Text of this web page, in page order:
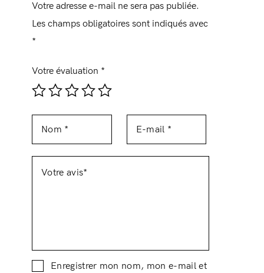
Votre adresse e-mail ne sera pas publiée.
Les champs obligatoires sont indiqués avec
*
Votre évaluation *
Enregistrer mon nom, mon e-mail et